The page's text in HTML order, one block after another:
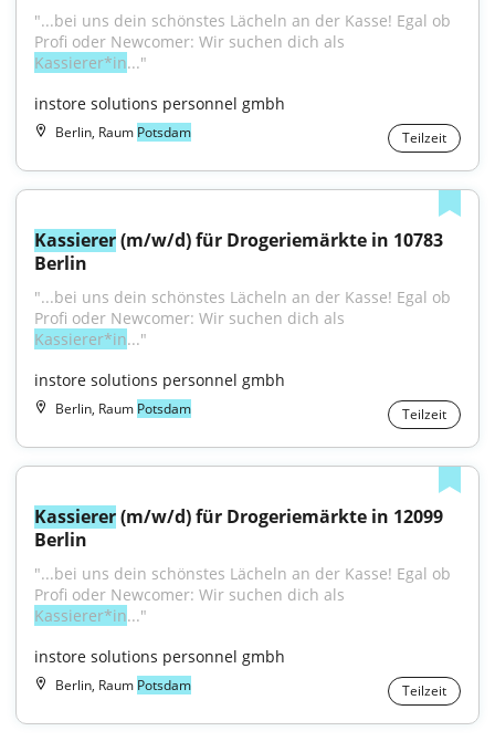
"...bei uns dein schönstes Lächeln an der Kasse! Egal ob
Kassierer*in..."
instore solutions personnel gmbh
Berlin, Raum Potsdam Teilzeit
Kassierer (m/w/d) für Drogeriemärkte in 10783
Berlin
"...bei uns dein schönstes Lächeln an der Kasse! Egal ob
Kassierer*in..."
instore solutions personnel gmbh
Berlin, Raum Potsdam Teilzeit
Kassierer (m/w/d) für Drogeriemärkte in 12099
Berlin
"...bei uns dein schönstes Lächeln an der Kasse! Egal ob
Kassierer*in..."
instore solutions personnel gmbh
Berlin, Raum Potsdam Teilzeit